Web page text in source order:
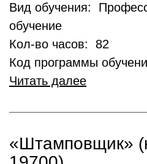
Вид обучения:
обучение
Кол-во часов: 82
Код программы
Читать далее
«Штамповщик»